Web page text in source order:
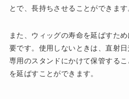
とで、長持ちさせることができます
また、ウィッグの寿命を延ばすた
要です。使用しないときは、直射
専用のスタンドにかけて保管する
を延ばすことができます。